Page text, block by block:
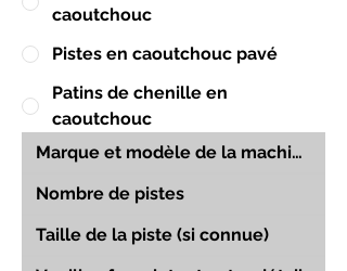
caoutchouc
Pistes en caoutchouc pavé
Patins de chenille en
caoutchouc